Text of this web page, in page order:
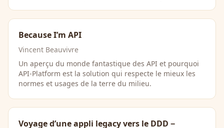
Because I’m API
Vincent Beauvivre
Un aperçu du monde fantastique des API et pourquoi
API-Platform est la solution qui respecte le mieux les
normes et usages de la terre du milieu.
Voyage d’une appli legacy vers le DDD −